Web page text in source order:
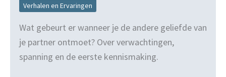
Verhalen en Ervaringen
Wat gebeurt er wanneer je de andere geliefde van
je partner ontmoet? Over verwachtingen,
spanning en de eerste kennismaking.